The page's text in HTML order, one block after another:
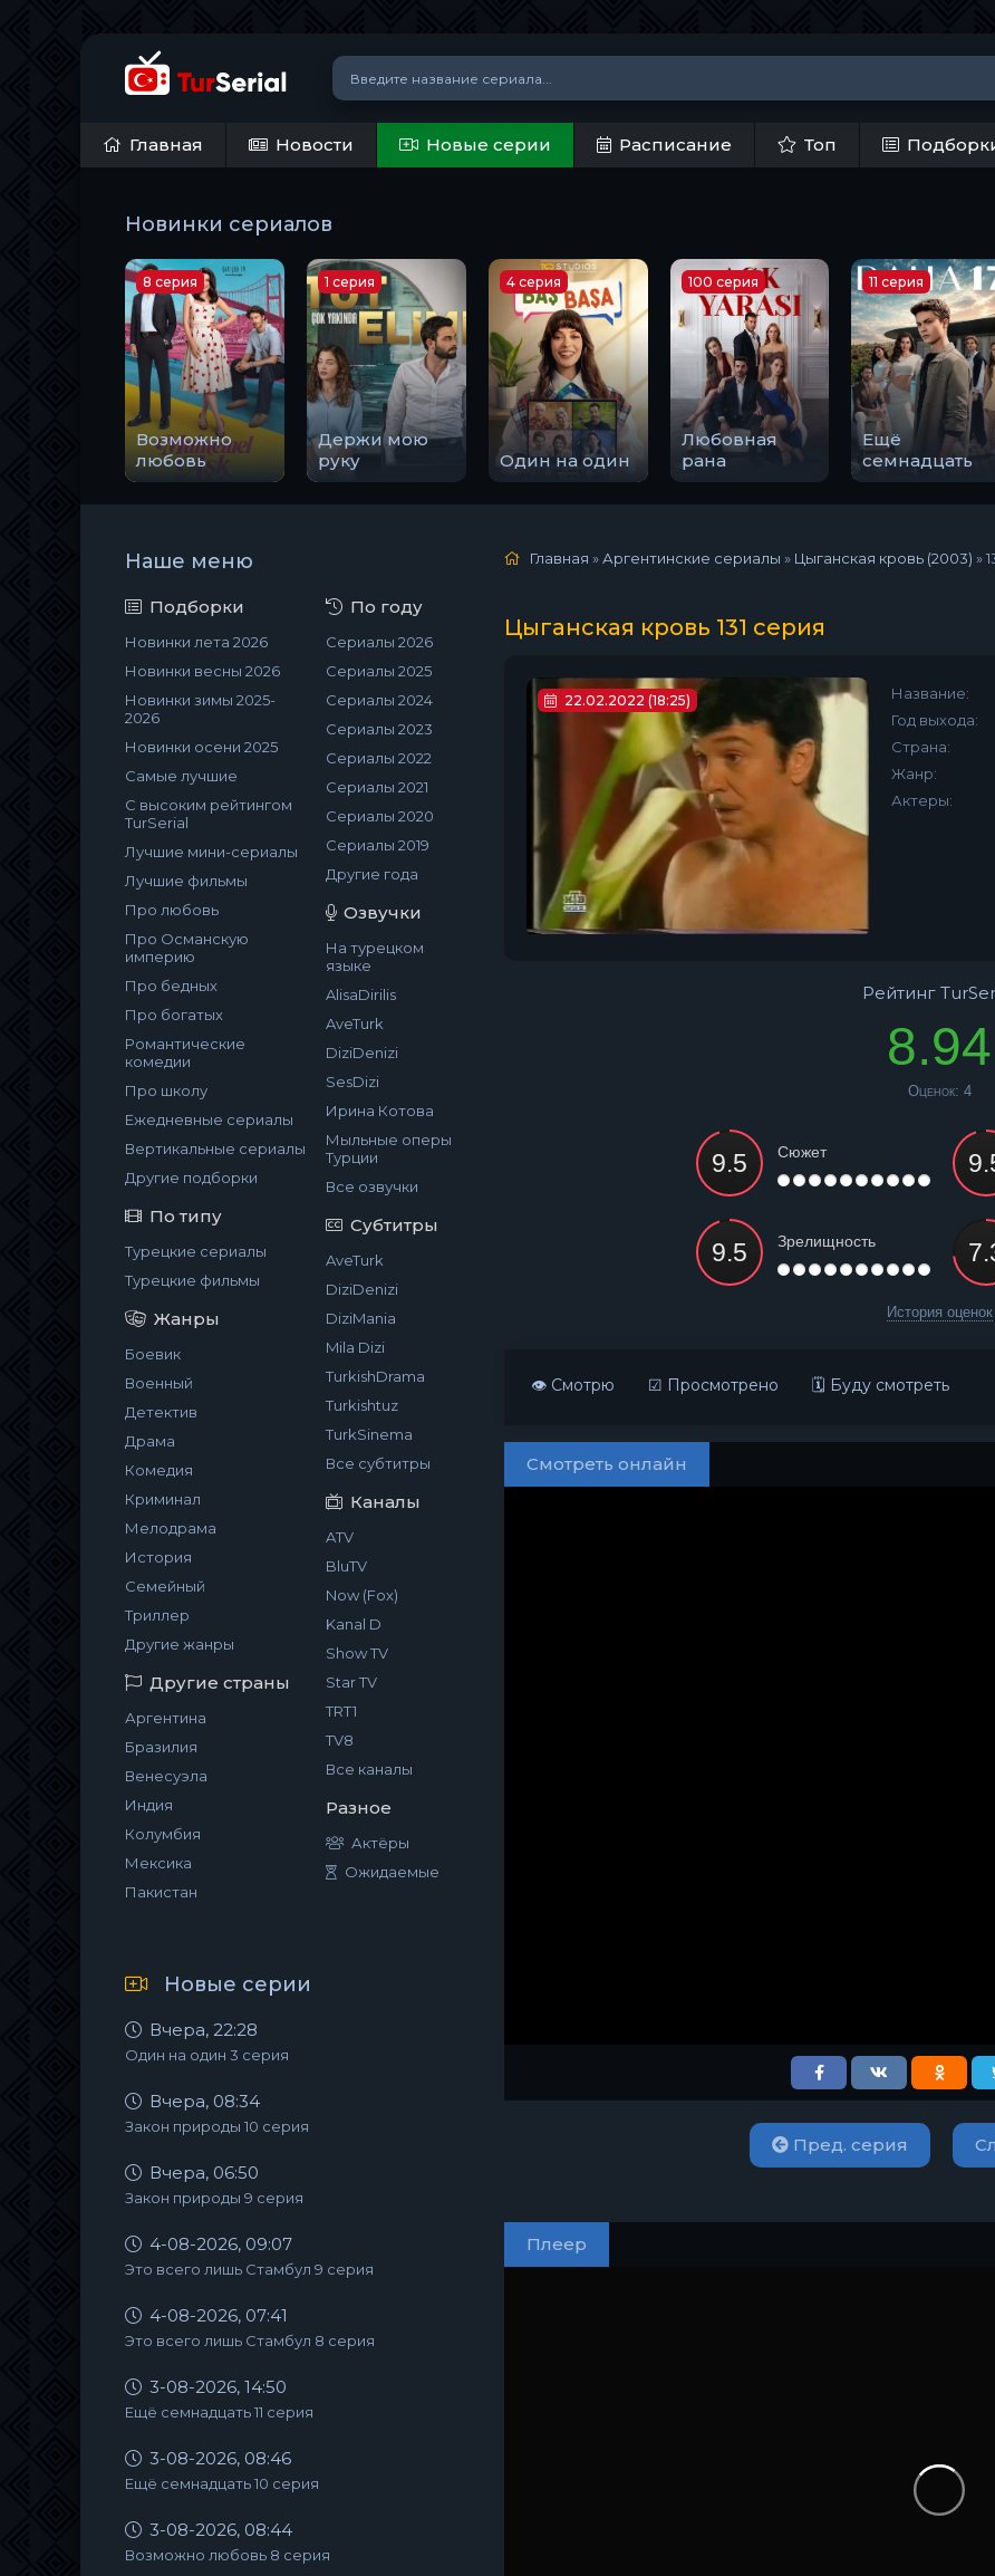
Главная Новости Новые серии Расписание Топ
Новинки сериалов
Возможно
любовь
8 серия
Держи мою
руку
1 серия
Один на один
4 серия
Любовная
рана
100 серия
Ещё
семнадцать
11 серия
Наше меню
Подборки
Новинки лета 2026
Новинки весны 2026
Новинки зимы 2025-
2026
Новинки осени 2025
Самые лучшие
С высоким рейтингом
TurSerial
Лучшие мини-сериалы
Лучшие фильмы
Про любовь
Про Османскую
империю
Про бедных
Про богатых
Романтические
комедии
Про школу
Ежедневные сериалы
Вертикальные сериалы
Другие подборки
По типу
Турецкие сериалы
Турецкие фильмы
Жанры
Боевик
Военный
Детектив
Драма
Комедия
Криминал
Мелодрама
История
Семейный
Триллер
Другие жанры
Другие страны
Аргентина
Бразилия
Венесуэла
Индия
Колумбия
Мексика
Пакистан
По году
Сериалы 2026
Сериалы 2025
Сериалы 2024
Сериалы 2023
Сериалы 2022
Сериалы 2021
Сериалы 2020
Сериалы 2019
Другие года
Озвучки
На турецком
языке
AlisaDirilis
AveTurk
DiziDenizi
SesDizi
Ирина Котова
Мыльные оперы
Турции
Все озвучки
Субтитры
AveTurk
DiziDenizi
DiziMania
Mila Dizi
TurkishDrama
Turkishtuz
TurkSinema
Все субтитры
Каналы
ATV
BluTV
Now (Fox)
Kanal D
Show TV
Star TV
TRT1
TV8
Все каналы
Разное
Актёры
Ожидаемые
Новые серии
Вчера, 22:28
Один на один 3 серия
Вчера, 08:34
Закон природы 10 серия
Вчера, 06:50
Закон природы 9 серия
4-08-2026, 09:07
Это всего лишь Стамбул 9 серия
4-08-2026, 07:41
Это всего лишь Стамбул 8 серия
3-08-2026, 14:50
Ещё семнадцать 11 серия
3-08-2026, 08:46
Ещё семнадцать 10 серия
3-08-2026, 08:44
Возможно любовь 8 серия
Главная » Аргентинские сериалы » Цыганская кровь (2003) »
Цыганская кровь 131 серия
22.02.2022 (18:25) Название:
Год выхода:
Страна:
Жанр:
Актеры:
Рейтинг
8.94
Оценок: 4
Сюжет
Зрелищность
История оценок
👁 Смотрю ☑ Просмотрено 🗓 Буду смотреть
Смотреть онлайн
Пред. серия
Плеер